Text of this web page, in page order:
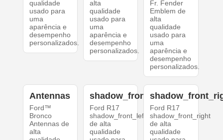
qualidade
usado para
uma
aparência e
desempenho
personalizados.
alta
qualidade
usado para
uma
aparência e
desempenho
personalizados.
Fr. Fender
Emblem de
alta
qualidade
usado para
uma
aparência e
desempenho
personalizados.
Antennas
Ford™
Bronco
Antennas de
alta
shadow_front_left
Ford R17
shadow_front_left
de alta
qualidade
Ford R17
shadow_front_right
de alta
qualidade